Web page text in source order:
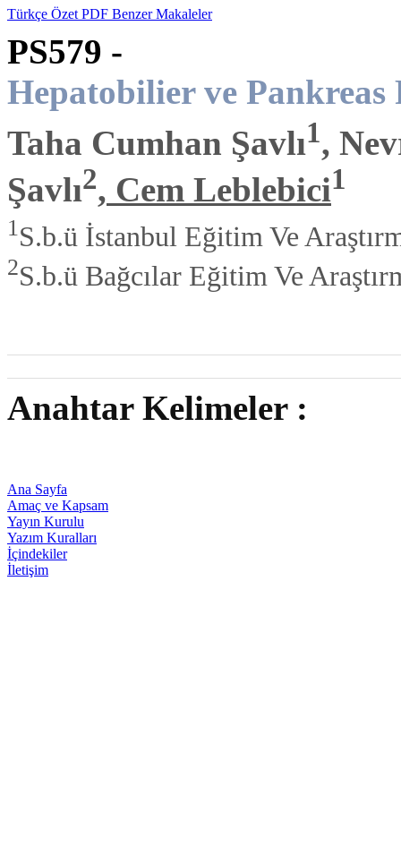
Türkçe Özet PDF Benzer Makaleler
PS579 -
Hepatobilier ve Pankreas
Taha Cumhan Şavlı1,
Şavlı2, Cem Leblebici1
1S.b.ü İstanbul Eğitim Ve
2S.b.ü Bağcılar Eğitim Ve
Anahtar Kelimeler :
Ana Sayfa
Amaç ve Kapsam
Yayın Kurulu
Yazım Kuralları
İçindekiler
İletişim